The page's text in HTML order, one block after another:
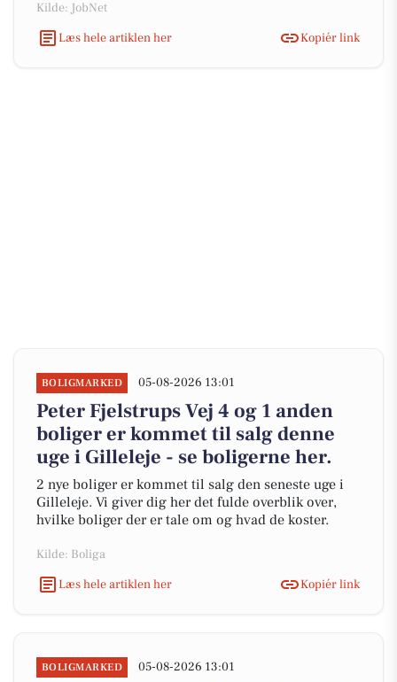
Kilde: JobNet
Læs hele artiklen her
Kopiér link
BOLIGMARKED 05-08-2026 13:01
Peter Fjelstrups Vej 4 og 1 anden
boliger er kommet til salg denne
uge i Gilleleje - se boligerne her.
2 nye boliger er kommet til salg den seneste uge i
Gilleleje. Vi giver dig her det fulde overblik over,
hvilke boliger der er tale om og hvad de koster.
Kilde: Boliga
Læs hele artiklen her
Kopiér link
BOLIGMARKED 05-08-2026 13:01